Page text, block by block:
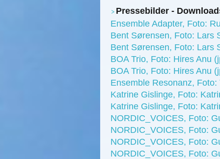
Pressebilder -
Ensemble Adapter, Foto:
Bent Sørensen, Foto: Lars
Bent Sørensen, Foto: Lars
BOA Trio, Foto: Hires Anu
BOA Trio, Foto: Hires Anu
Ensemble Resonanz,
Katrine Gislinge, Foto:
Katrine Gislinge, Foto:
NORDIC_VOICES, Foto:
NORDIC_VOICES, Foto:
NORDIC_VOICES, Foto:
NORDIC_VOICES, Foto: